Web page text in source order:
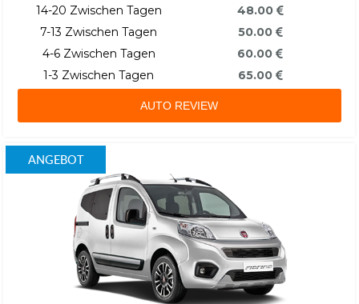
14-20 Zwischen Tagen
7-13 Zwischen Tagen
4-6 Zwischen Tagen
1-3 Zwischen Tagen
48.00
50.00
60.00
65.00
AUTO REVIEW
ANGEBOT